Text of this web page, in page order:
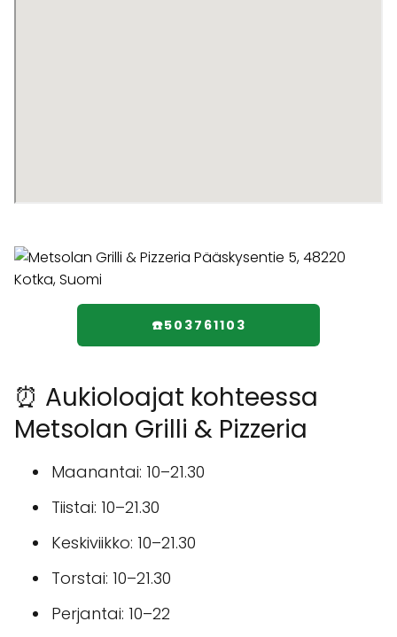
☎️503761103
⏰ Aukioloajat kohteessa
Metsolan Grilli & Pizzeria
Maanantai: 10–21.30
Tiistai: 10–21.30
Keskiviikko: 10–21.30
Torstai: 10–21.30
Perjantai: 10–22